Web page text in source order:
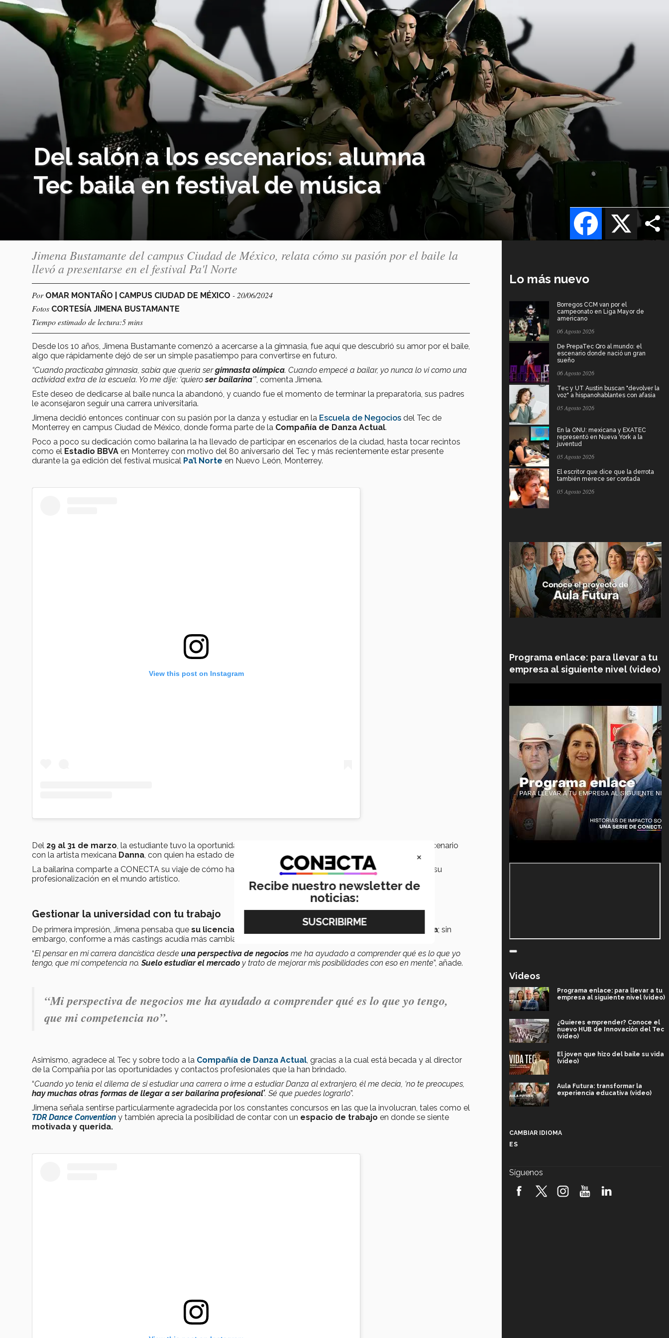
Del salón a los escenarios: alumna
Tec baila en festival de música
X
Facebook
Jimena Bustamante del campus Ciudad de México, relata cómo su pasión por el baile la
llevó a presentarse en el festival Pa'l Norte
Por OMAR MONTAÑO | CAMPUS CIUDAD DE MÉXICO - 20/06/2024
Fotos CORTESÍA JIMENA BUSTAMANTE
Tiempo estimado de lectura:5 mins
Desde los 10 años, Jimena Bustamante comenzó a acercarse a la gimnasia, fue aquí que descubrió su amor por el baile,
algo que rápidamente dejó de ser un simple pasatiempo para convertirse en futuro.
“Cuando practicaba gimnasia, sabía que quería sergimnasta olímpica. Cuando empecé a bailar, yo nunca lo vi como una
actividad extra de la escuela. Yo me dije: ‘quieroser bailarina’”, comenta Jimena.
Este deseo de dedicarse al baile nunca la abandonó, y cuando fue el momento de terminar la preparatoria, sus padres
le aconsejaron seguir una carrera universitaria.
Jimena decidió entonces continuar con su pasión por la danza y estudiar en la Escuela de Negocios del Tec de
Monterrey en campus Ciudad de México, donde forma parte de la Compañía de Danza Actual.
Poco a poco su dedicación como bailarina la ha llevado de participar en escenarios de la ciudad, hasta tocar recintos
como el Estadio BBVA en Monterrey con motivo del 80 aniversario del Tec y más recientemente estar presente
durante la 9a edición del festival musical Pa’l Norte en Nuevo León, Monterrey.
View this post on Instagram
Del 29 al 31 de marzo , la estudiante tuvo la oportunidad de presentarse en Parque Fundidora y compartir escenario
con la artista mexicana Danna , con quien ha estado de gira en distintas partes de México y Latinoamérica.
La bailarina comparte a CONECTA su viaje de cómo ha sido balancear su vida profesional con sus estudios y su
profesionalización en el mundo artístico.
Gestionar la universidad con tu trabajo
De primera impresión, Jimena pensaba que su licenciatura era poco compatible con su carrera artística; sin
embargo, conforme a más castings acudía más cambiaba su parecer.
“El pensar en mi carrera dancística desde una perspectiva de negocios me ha ayudado a comprender qué es lo que yo
tengo, que mi competencia no.Suelo estudiar el mercado y trato de mejorar mis posibilidades con eso en mente”, añade.
“Mi perspectiva de negocios me ha ayudado a comprender qué es lo que yo tengo,
que mi competencia no”.
Asimismo, agradece al Tec y sobre todo a la Compañía de Danza Actual , gracias a la cual está becada y al director
de la Compañía por las oportunidades y contactos profesionales que la han brindado.
“Cuando yo tenía el dilema de si estudiar una carrera o irme a estudiar Danza al extranjero, él me decía, ‘no te preocupes,
hay muchas otras formas de llegar a ser bailarina profesional’. Sé que puedes lograrlo”.
Jimena señala sentirse particularmente agradecida por los constantes concursos en las que la involucran, tales como el
TDR Dance Convention y también aprecia la posibilidad de contar con un espacio de trabajo en donde se siente
motivada y querida.
Lo más nuevo
Borregos CCM van por el
campeonato en Liga Mayor de
americano
06 Agosto 2026
De PrepaTec Qro al mundo: el
escenario donde nació un gran
sueño
06 Agosto 2026
Tec y UT Austin buscan "devolver la
voz" a hispanohablantes con afasia
05 Agosto 2026
En la ONU: mexicana y EXATEC
representó en Nueva York a la
juventud
05 Agosto 2026
El escritor que dice que la derrota
también merece ser contada
05 Agosto 2026
Programa enlace: para llevar a tu
empresa al siguiente nivel (video)
Videos
Programa enlace: para llevar a tu
empresa al siguiente nivel (video)
¿Quieres emprender? Conoce el
nuevo HUB de Innovación del Tec
(video)
El joven que hizo del baile su vida
(video)
Aula Futura: transformar la
experiencia educativa (video)
robótica FIRST 2026! (video)
CAMBIAR IDIOMA
ES
Síguenos
×
Recibe nuestro newsletter de
noticias: